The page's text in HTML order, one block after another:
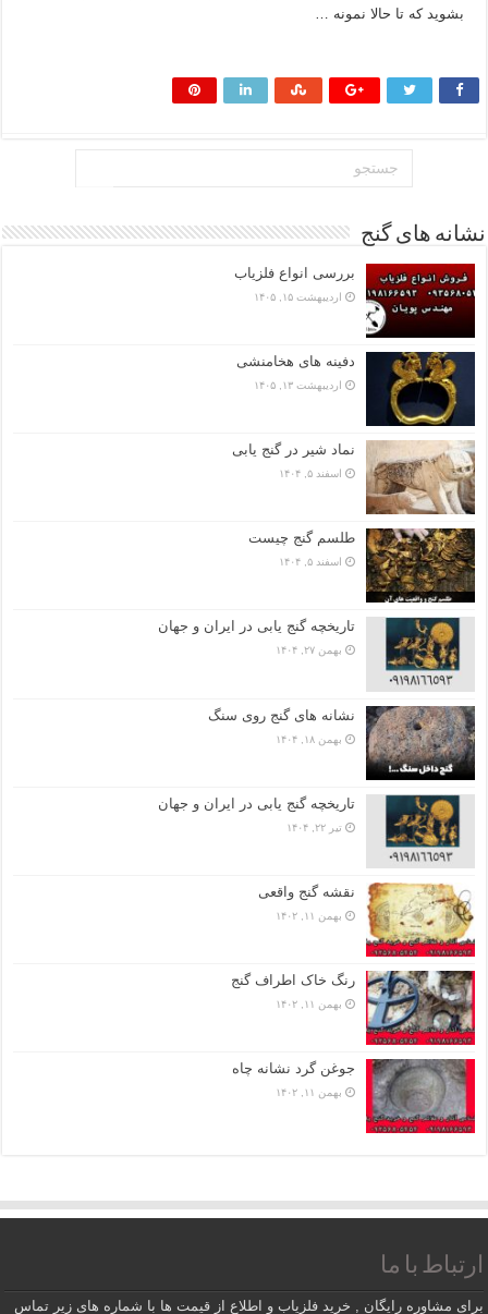
بشوید که تا حالا نمونه …
نشانه های گنج
بررسی انواع فلزیاب
اردیبهشت ۱۵, ۱۴۰۵
دفینه های هخامنشی
اردیبهشت ۱۳, ۱۴۰۵
نماد شیر در گنج یابی
اسفند ۵, ۱۴۰۴
طلسم گنج چیست
اسفند ۵, ۱۴۰۴
تاریخچه گنج‌ یابی در ایران و جهان
بهمن ۲۷, ۱۴۰۴
نشانه های گنج روی سنگ
بهمن ۱۸, ۱۴۰۴
تاریخچه گنج‌ یابی در ایران و جهان
تیر ۲۲, ۱۴۰۴
نقشه گنج واقعی
بهمن ۱۱, ۱۴۰۲
رنگ خاک اطراف گنج
بهمن ۱۱, ۱۴۰۲
جوغن گرد نشانه چاه
بهمن ۱۱, ۱۴۰۲
ارتباط با ما
برای مشاوره رایگان , خرید فلزیاب و اطلاع از قیمت ها با شماره های زیر تماس